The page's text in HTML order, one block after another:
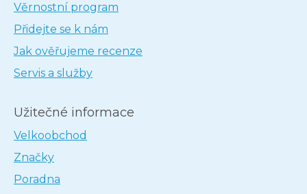
Věrnostní program
Přidejte se k nám
Jak ověřujeme recenze
Servis a služby
Užitečné informace
Velkoobchod
Značky
Poradna